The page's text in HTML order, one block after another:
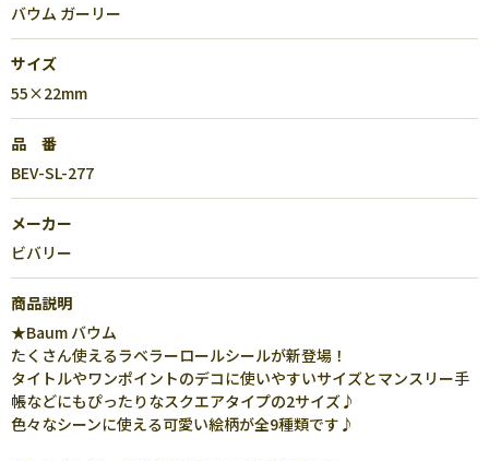
バウム ガーリー
サイズ
55×22mm
品 番
BEV-SL-277
メーカー
ビバリー
商品説明
★Baum バウム
たくさん使えるラベラーロールシールが新登場！
タイトルやワンポイントのデコに使いやすいサイズとマンスリー手
帳などにもぴったりなスクエアタイプの2サイズ♪
色々なシーンに使える可愛い絵柄が全9種類です♪